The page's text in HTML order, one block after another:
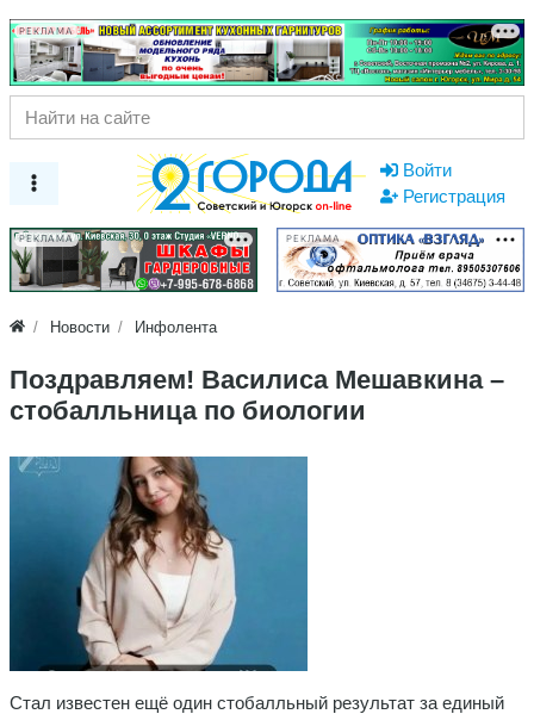
РЕКЛАМА
Войти
Регистрация
РЕКЛАМА РЕКЛАМА
Новости Инфолента
Поздравляем! Василиса Мешавкина –
стобалльница по биологии
Стал известен ещё один стобалльный результат за единый